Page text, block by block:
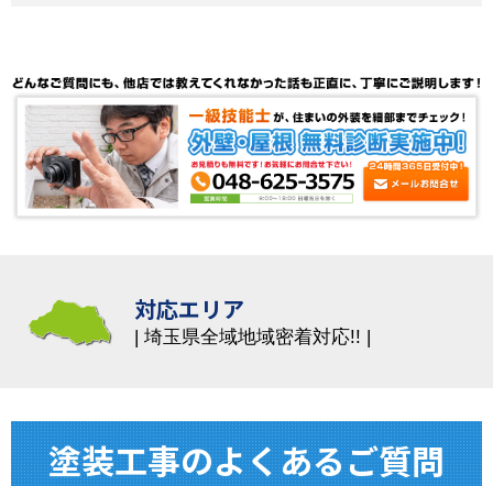
対応エリア
埼玉県全域地域密着対応!!
塗装⼯事のよくあるご質問